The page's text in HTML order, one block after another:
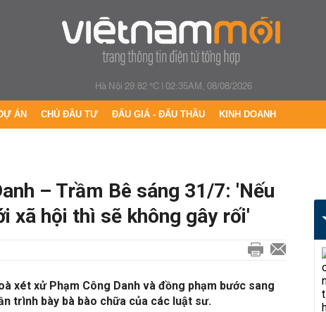
Hà Nội 29.82 °C|02:35AM, 08/08/2026
ÁN CHỦ ĐẦU TƯ ĐẤU GIÁ - ĐẤU THẦU KINH DOANH
– Trầm Bê sáng 31/7: 'Nếu
xã hội thì sẽ không gây rối'
xét xử Phạm Công Danh và đồng phạm bước sang
trình bày bà bào chữa của các luật sư.